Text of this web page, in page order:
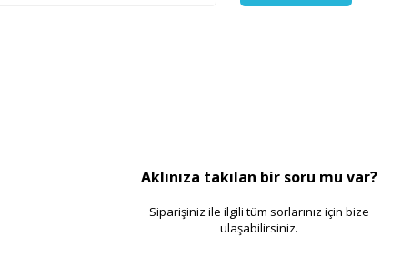
Aklınıza takılan bir soru mu var?
Siparişiniz ile ilgili tüm sorlarınız için bize
ulaşabilirsiniz.